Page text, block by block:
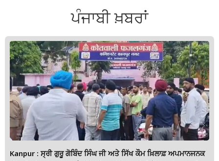
ਪੰਜਾਬੀ ਖ਼ਬਰਾਂ
Kanpur : ਸ੍ਰੀ ਗੁਰੂ ਗੋਬਿੰਦ ਸਿੰਘ ਜੀ ਅਤੇ ਸਿੱਖ ਕੌਮ ਖ਼ਿਲਾਫ਼ ਅਪਮਾਨਜਨਕ